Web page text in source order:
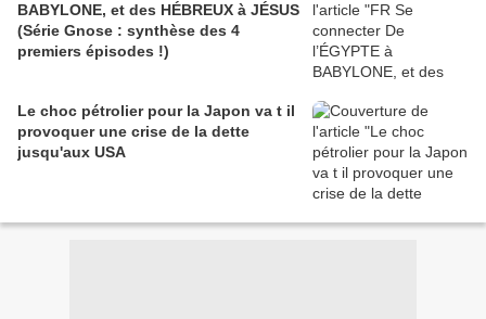
BABYLONE, et des HÉBREUX à JÉSUS
(Série Gnose : synthèse des 4
premiers épisodes !)
Le choc pétrolier pour la Japon va t il
provoquer une crise de la dette
jusqu'aux USA